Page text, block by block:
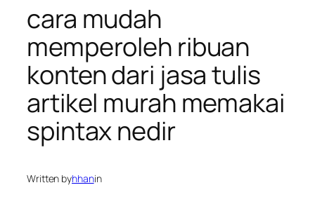
cara mudah
memperoleh ribuan
konten dari jasa tulis
artikel murah memakai
spintax nedir
Written byhhanin